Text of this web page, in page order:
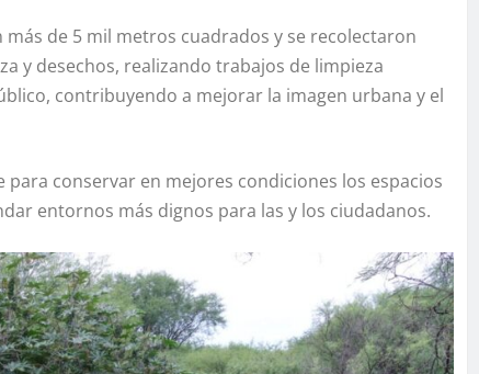
de 5 mil metros cuadrados y se recolectaron
y desechos, realizando trabajos de limpieza
contribuyendo a mejorar la imagen urbana y el
conservar en mejores condiciones los espacios
entornos más dignos para las y los ciudadanos.